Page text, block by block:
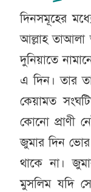
দিনসমূহের
আল্লাহ
দুনিয়াতে
এ দিন। তার
কেয়ামত
কোনো প্রাণী
জুমার দিন ভোর
থাকে না।
মুসলিম যদি